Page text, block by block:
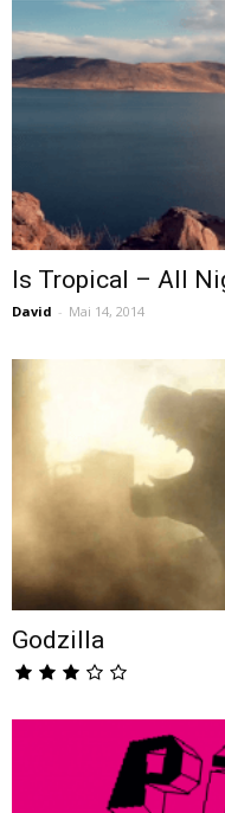
Is Tropical – All
David - Mai 14, 2014
Godzilla